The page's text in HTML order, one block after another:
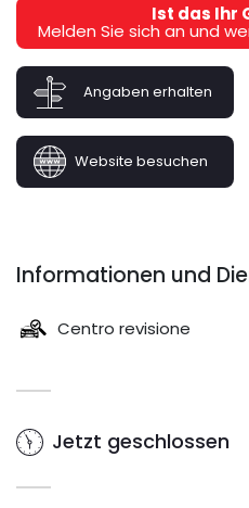
Ist das Ihr
Melden Sie sich an und
Angaben erhalten
Website besuchen
Informationen und
Centro revisione
Jetzt geschlossen